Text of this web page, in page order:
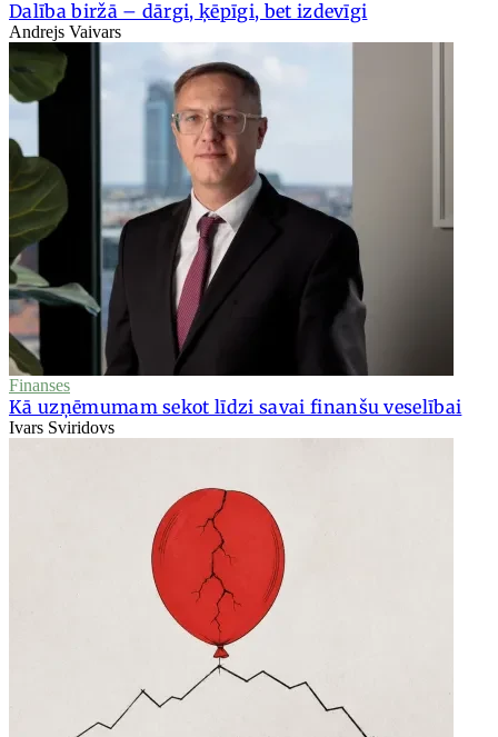
Dalība biržā – dārgi, ķēpīgi, bet izdevīgi
Andrejs Vaivars
Finanses
Kā uzņēmumam sekot līdzi savai finanšu veselībai
Ivars Sviridovs